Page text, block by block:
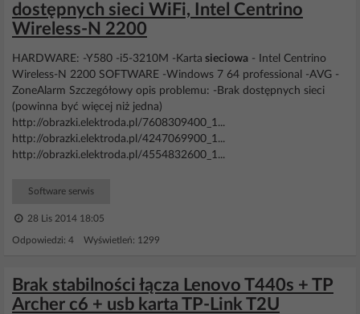
dostępnych sieci WiFi, Intel Centrino
Wireless-N 2200
HARDWARE: -Y580 -i5-3210M -Karta sieciowa - Intel Centrino
Wireless-N 2200 SOFTWARE -Windows 7 64 professional -AVG -
ZoneAlarm Szczegółowy opis problemu: -Brak dostępnych sieci
(powinna być więcej niż jedna)
http://obrazki.elektroda.pl/7608309400_1...
http://obrazki.elektroda.pl/4247069900_1...
http://obrazki.elektroda.pl/4554832600_1...
Software serwis
28 Lis 2014 18:05
Odpowiedzi: 4 Wyświetleń: 1299
Brak stabilności łącza Lenovo T440s + TP
Archer c6 + usb karta TP-Link T2U